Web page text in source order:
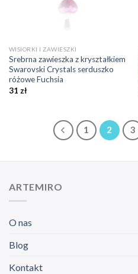
WISIORKI I ZAWIESZKI
Srebrna zawieszka z kryształkiem
Swarovski Crystals serduszko
różowe Fuchsia
31 zł
1 2 3
ARTEMIRO
O nas
Blog
Kontakt